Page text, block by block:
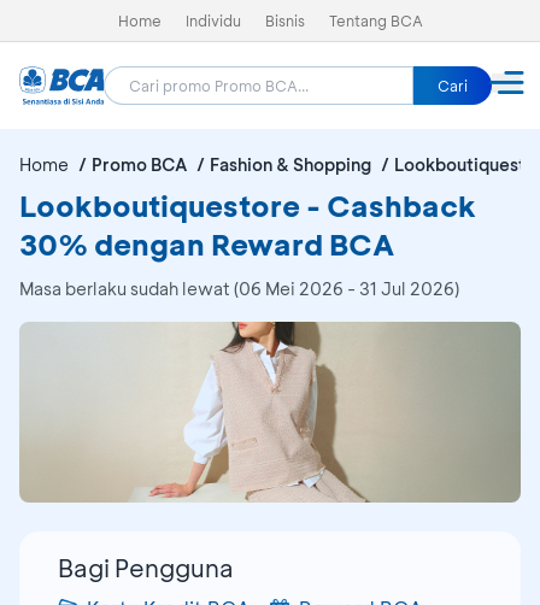
Home Individu Bisnis Tentang BCA
Cari
Home Promo BCA Fashion & Shopping
Lookboutiquestore - Cashback
30% dengan Reward BCA
Masa berlaku sudah lewat (06 Mei 2026 - 31 Jul 2026)
Bagi Pengguna